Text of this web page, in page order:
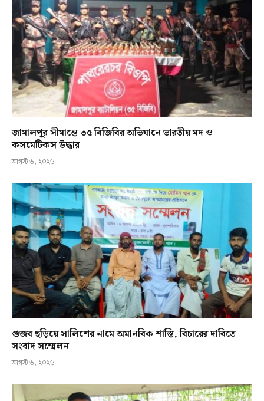
জামালপুর সীমান্তে ৩৫ বিজিবির অভিযানে ভারতীয় মদ ও
কসমেটিকস উদ্ধার
আগস্ট ৬, ২০২৬
গুজব ছড়িয়ে সালিশের নামে অমানবিক শাস্তি, বিচারের দাবিতে
সংবাদ সম্মেলন
আগস্ট ৬, ২০২৬